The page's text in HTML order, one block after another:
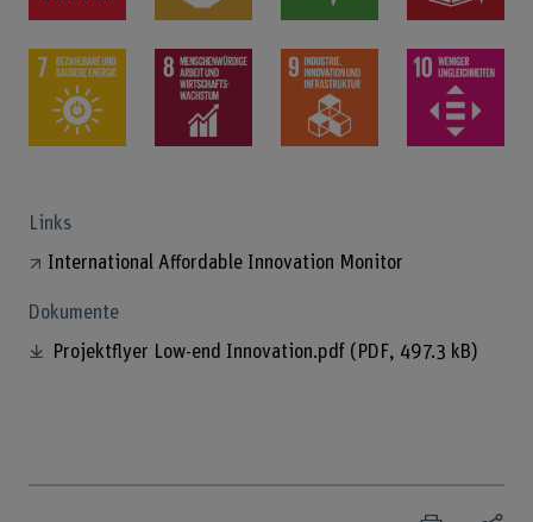
Links
International Affordable Innovation Monitor
Dokumente
Projektflyer Low-end Innovation.pdf (PDF, 497.3 kB)